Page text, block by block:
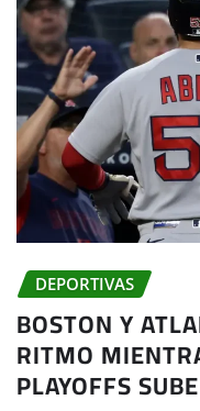
DEPORTIVAS
BOSTON Y
RITMO
PLAYOFFS